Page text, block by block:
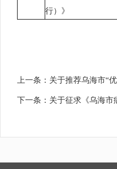
行） 》
上一条： 关于推荐乌海市“
下一条： 关于征求《乌海市